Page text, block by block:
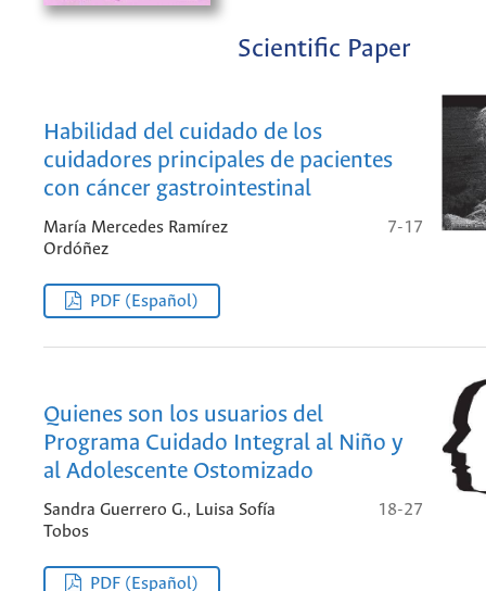
Scientific Paper
Habilidad del cuidado de los
cuidadores principales de pacientes
con cáncer gastrointestinal
María Mercedes Ramírez
Ordóñez
7-17
PDF (Español)
Quienes son los usuarios del
Programa Cuidado Integral al Niño y
al Adolescente Ostomizado
Sandra Guerrero G., Luisa Sofía
Tobos
18-27
PDF (Español)